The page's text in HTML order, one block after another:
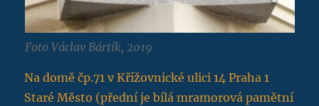
Foto Václav Bártík, 2019
Na domě čp.71 v Křížovnické ulici 14 Praha 1
Staré Město (přední je bílá mramorová pamětní